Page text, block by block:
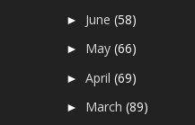
► June(58)
► May(66)
►April(69)
► March(89)